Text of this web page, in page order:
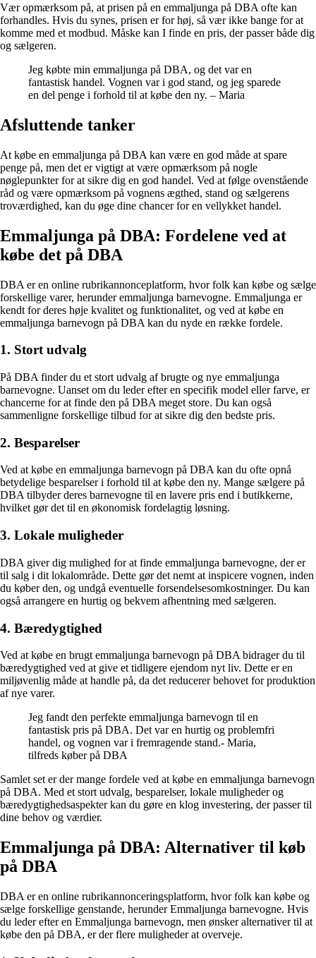
Vær opmærksom på, at prisen på en emmaljunga på DBA ofte kan
forhandles. Hvis du synes, prisen er for høj, så vær ikke bange for at
komme med et modbud. Måske kan I finde en pris, der passer både dig
og sælgeren.
Jeg købte min emmaljunga på DBA, og det var en
fantastisk handel. Vognen var i god stand, og jeg sparede
en del penge i forhold til at købe den ny. – Maria
Afsluttende tanker
At købe en emmaljunga på DBA kan være en god måde at spare
penge på, men det er vigtigt at være opmærksom på nogle
nøglepunkter for at sikre dig en god handel. Ved at følge ovenstående
råd og være opmærksom på vognens ægthed, stand og sælgerens
troværdighed, kan du øge dine chancer for en vellykket handel.
Emmaljunga på DBA: Fordelene ved at
købe det på DBA
DBA er en online rubrikannonceplatform, hvor folk kan købe og sælge
forskellige varer, herunder emmaljunga barnevogne. Emmaljunga er
kendt for deres høje kvalitet og funktionalitet, og ved at købe en
emmaljunga barnevogn på DBA kan du nyde en række fordele.
1. Stort udvalg
På DBA finder du et stort udvalg af brugte og nye emmaljunga
barnevogne. Uanset om du leder efter en specifik model eller farve, er
chancerne for at finde den på DBA meget store. Du kan også
sammenligne forskellige tilbud for at sikre dig den bedste pris.
2. Besparelser
Ved at købe en emmaljunga barnevogn på DBA kan du ofte opnå
betydelige besparelser i forhold til at købe den ny. Mange sælgere på
DBA tilbyder deres barnevogne til en lavere pris end i butikkerne,
hvilket gør det til en økonomisk fordelagtig løsning.
3. Lokale muligheder
DBA giver dig mulighed for at finde emmaljunga barnevogne, der er
til salg i dit lokalområde. Dette gør det nemt at inspicere vognen, inden
du køber den, og undgå eventuelle forsendelsesomkostninger. Du kan
også arrangere en hurtig og bekvem afhentning med sælgeren.
4. Bæredygtighed
Ved at købe en brugt emmaljunga barnevogn på DBA bidrager du til
bæredygtighed ved at give et tidligere ejendom nyt liv. Dette er en
miljøvenlig måde at handle på, da det reducerer behovet for produktion
af nye varer.
Jeg fandt den perfekte emmaljunga barnevogn til en
fantastisk pris på DBA. Det var en hurtig og problemfri
handel, og vognen var i fremragende stand.- Maria,
tilfreds køber på DBA
Samlet set er der mange fordele ved at købe en emmaljunga barnevogn
på DBA. Med et stort udvalg, besparelser, lokale muligheder og
bæredygtighedsaspekter kan du gøre en klog investering, der passer til
dine behov og værdier.
Emmaljunga på DBA: Alternativer til køb
på DBA
DBA er en online rubrikannonceringsplatform, hvor folk kan købe og
sælge forskellige genstande, herunder Emmaljunga barnevogne. Hvis
du leder efter en Emmaljunga barnevogn, men ønsker alternativer til at
købe den på DBA, er der flere muligheder at overveje.